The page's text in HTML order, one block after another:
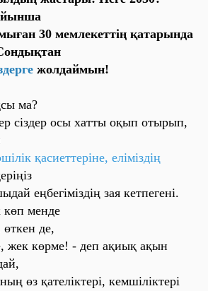
30 мемлекеттің қатарында
жолдаймын!
ма?
сіздер осы хатты оқып отырып,
қасиеттеріне, еліміздің
еңбегіміздің зая кетпегені.
көп менде
де,
жек көрме! - деп ақиық ақын
өз қателіктері, кемшіліктері